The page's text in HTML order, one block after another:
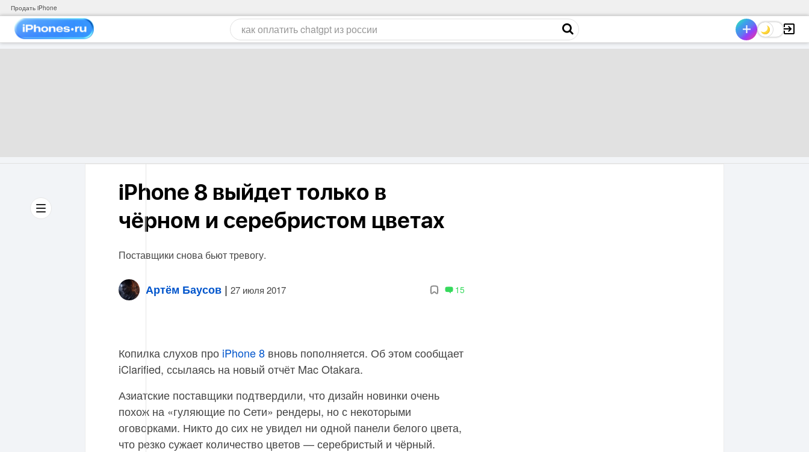
Продать iPhone
iPhone 8 выйдет только в
чёрном и серебристом цветах
Поставщики снова бьют тревогу.
Артём Баусов | 27 июля 2017 15
Копилка слухов про iPhone 8 вновь пополняется. Об этом сообщает
iClarified, ссылаясь на новый отчёт Mac Otakara.
Азиатские поставщики подтвердили, что дизайн новинки очень
похож на «гуляющие по Сети» рендеры, но с некоторыми
оговорками. Никто до сих не увидел ни одной панели белого цвета,
что резко сужает количество цветов — серебристый и чёрный.